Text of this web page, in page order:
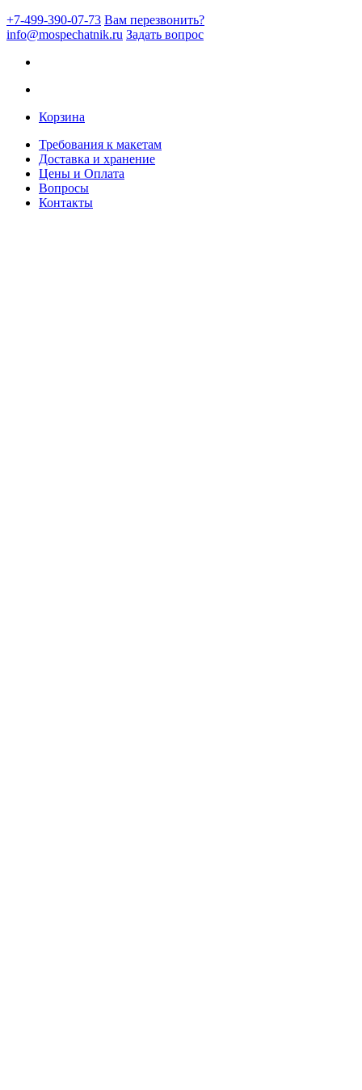
+7-499-390-07-73 Вам перезвонить?
info@mospechatnik.ru Задать вопрос
Корзина
Требования к макетам
Доставка и хранение
Цены и Оплата
Вопросы
Контакты